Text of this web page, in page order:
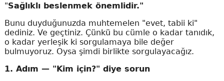
"Sağlıklı beslenmek önemlidir."
Bunu duyduğunuzda muhtemelen "evet, tabii ki"
dediniz. Ve geçtiniz. Çünkü bu cümle o kadar tanıdık,
o kadar yerleşik ki sorgulamaya bile değer
bulmuyoruz. Oysa şimdi birlikte sorgulayacağız.
1. Adım — "Kim için?" diye sorun